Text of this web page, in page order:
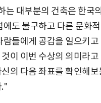
는 대부분의 건축은 한국
에도 불구하고 다른 문화
람들에게 공감을 일으키
이 이번 수상의 의미라고
의 다음 좌표를 확인해